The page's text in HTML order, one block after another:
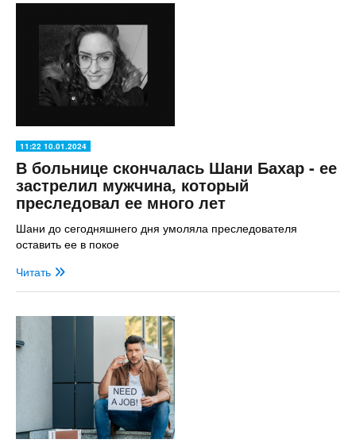
11:22 10.01.2024
В больнице скончалась Шани Бахар - ее
застрелил мужчина, который
преследовал ее много лет
Шани до сегодняшнего дня умоляла преследователя
оставить ее в покое
Читать